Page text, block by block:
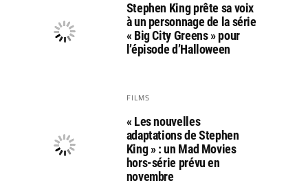
Stephen King prête sa voix
à un personnage de la série
« Big City Greens » pour
l’épisode d’Halloween
FILMS
« Les nouvelles
adaptations de Stephen
King » : un Mad Movies
hors-série prévu en
novembre